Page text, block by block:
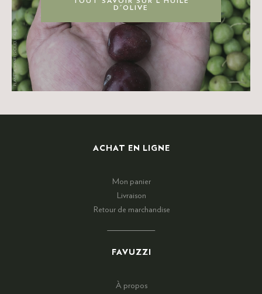
D'OLIVE
ACHAT EN LIGNE
Mon panier
Livraison
Retour de marchandise
FAVUZZI
À propos